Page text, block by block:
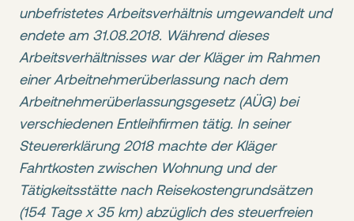
unbefristetes Arbeitsverhältnis umgewandelt und
endete am 31.08.2018. Während dieses
Arbeitsverhältnisses war der Kläger im Rahmen
einer Arbeitnehmerüberlassung nach dem
Arbeitnehmerüberlassungsgesetz (AÜG) bei
verschiedenen Entleihfirmen tätig. In seiner
Steuererklärung 2018 machte der Kläger
Fahrtkosten zwischen Wohnung und der
Tätigkeitsstätte nach Reisekostengrundsätzen
(154 Tage x 35 km) abzüglich des steuerfreien